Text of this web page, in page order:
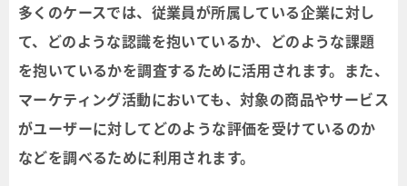
多くのケースでは、従業員が所属している企業に対し
て、どのような認識を抱いているか、どのような課題
を抱いているかを調査するために活用されます。また、
マーケティング活動においても、対象の商品やサービス
がユーザーに対してどのような評価を受けているのか
などを調べるために利用されます。